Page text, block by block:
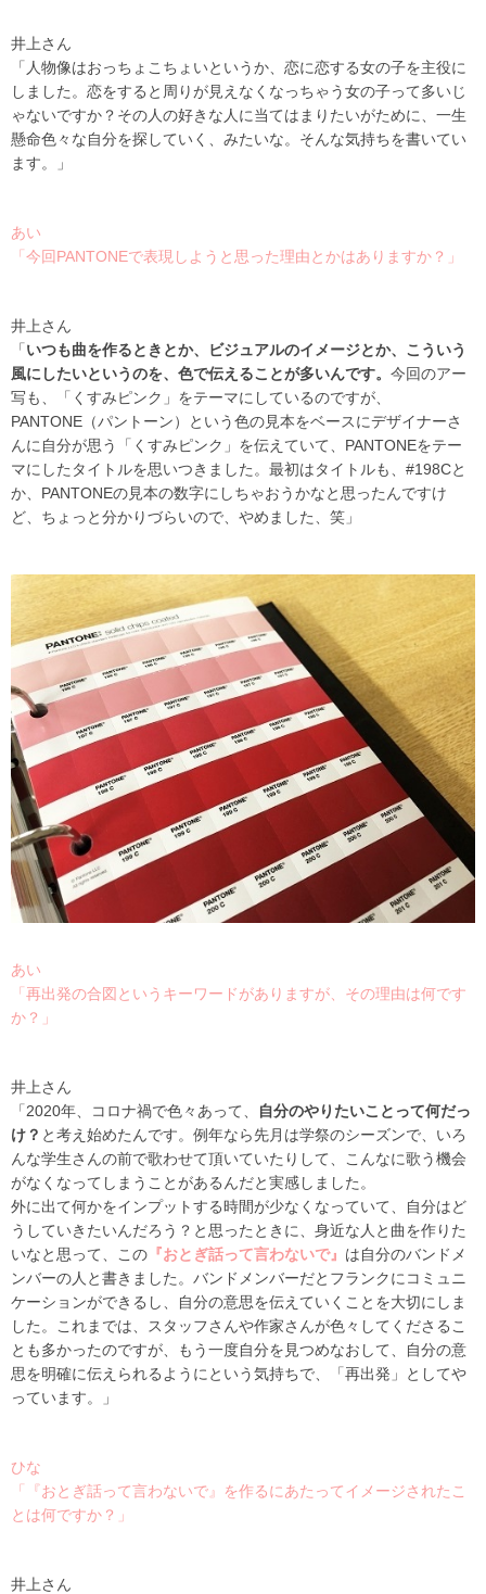
井上さん
「人物像はおっちょこちょいというか、恋に恋する女の子を主役に
しました。恋をすると周りが見えなくなっちゃう女の子って多いじ
ゃないですか？その人の好きな人に当てはまりたいがために、一生
懸命色々な自分を探していく、みたいな。そんな気持ちを書いてい
ます。」
あい
「今回PANTONEで表現しようと思った理由とかはありますか？」
井上さん
「いつも曲を作るときとか、ビジュアルのイメージとか、こういう
風にしたいというのを、色で伝えることが多いんです。 今回のアー
写も、「くすみピンク」をテーマにしているのですが、
PANTONE （パントーン）という色の見本をベースにデザイナーさ
んに自分が思う「くすみピンク」を伝えていて、PANTONEをテー
マにしたタイトルを思いつきました。最初はタイトルも、#198Cと
か、 PANTONEの見本の数字にしちゃおうかなと思ったんですけ
ど、ちょっと分かりづらいので、やめました、笑」
あい
「再出発の合図というキーワードがありますが、その理由は何です
か？」
井上さん
「2020年、コロナ禍で色々あって、
自分のやりたいことって何だっ
け？ と考え始めたんです。例年なら先月は学祭のシーズンで、いろ
んな学生さんの前で歌わせて頂いていたりして、こんなに歌う機会
がなくなってしまうことがあるんだと実感しました。
外に出て何かをインプットする時間が少なくなっていて、自分はど
うしていきたいんだろう？と思ったときに、身近な人と曲を作りた
いなと思って、この 『おとぎ話って言わないで』 は自分のバンドメ
ンバーの人と書きました。バンドメンバーだとフランクにコミュニ
ケーションができるし、自分の意思を伝えていくことを大切にしま
した。これまでは、スタッフさんや作家さんが色々してくださるこ
とも多かったのですが、もう一度自分を見つめなおして、自分の意
思を明確に伝えられるようにという気持ちで、「再出発」としてや
っています。」
ひな
「
『おとぎ話って言わないで』
を作るにあたってイメージされたこ
とは何ですか？」
井上さん